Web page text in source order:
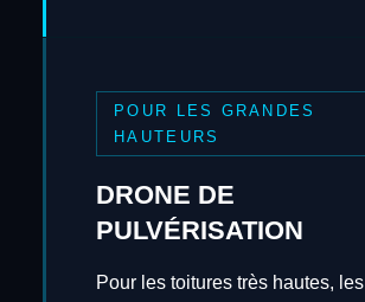
POUR LES GRANDES
HAUTEURS
DRONE DE
PULVÉRISATION
Pour les toitures très hautes, les